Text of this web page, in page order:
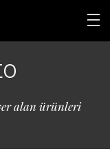
alan ürünleri